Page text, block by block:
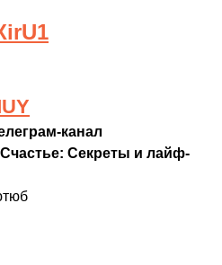
канал
Секреты и лайф-